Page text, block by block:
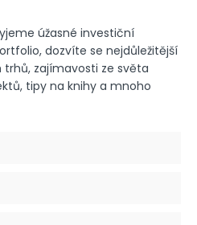
úžasné investiční
dozvíte se nejdůležitější
trhů, zajímavosti ze světa
tipy na knihy a mnoho